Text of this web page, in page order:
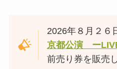
2026年８月２
京都公演 ー
前売り券を販売